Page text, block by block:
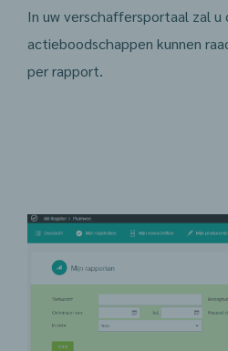
In uw verschaffersportaal zal u
actieboodschappen kunnen
per rapport.